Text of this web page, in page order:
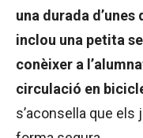
una durada
inclou una petita
conèixer a
circulació en
s’aconsella que